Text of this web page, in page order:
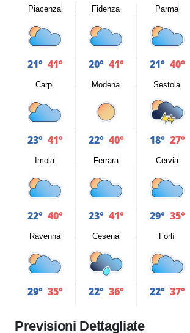
Piacenza
21° 41°
Fidenza
20° 41°
Parma
21° 40°
Carpi
23° 41°
Modena
22° 40°
Sestola
18° 27°
Imola
22° 40°
Ferrara
23° 41°
Cervia
29° 35°
Ravenna
29° 35°
Cesena
22° 36°
Forlì
22° 37°
Previsioni Dettagliate